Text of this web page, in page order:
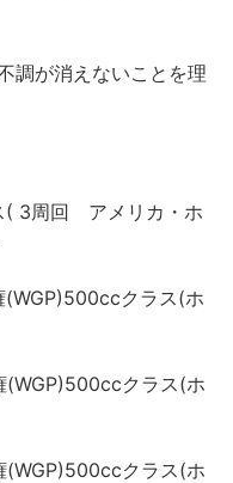
調が消えないことを理
( 3周回 アメリカ・ホ
(WGP)500ccクラス(ホ
(WGP)500ccクラス(ホ
(WGP)500ccクラス(ホ